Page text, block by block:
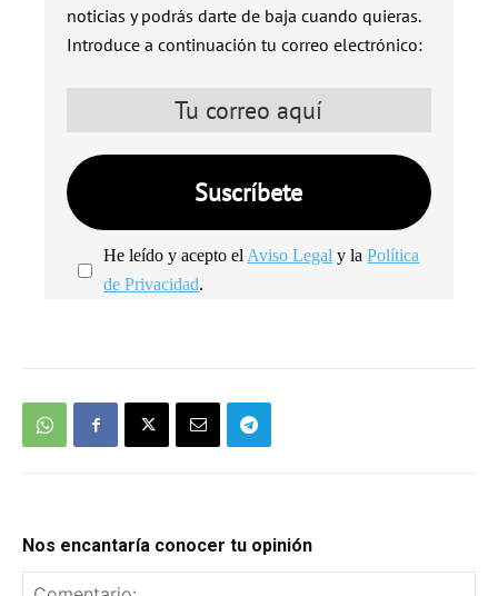
noticias y podrás darte de baja cuando quieras.
Introduce a continuación tu correo electrónico:
He leído y acepto el Aviso Legal y laPolítica
de Privacidad.
Nos encantaría conocer tu opinión